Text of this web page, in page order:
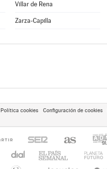
Villar de Rena
Zarza-Capilla
Política cookies Configuración de cookies